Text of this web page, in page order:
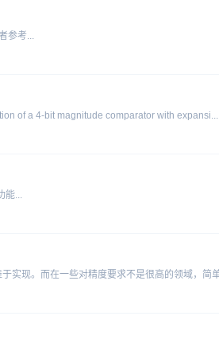
参考...
of a 4-bit magnitude comparator with expansi...
能...